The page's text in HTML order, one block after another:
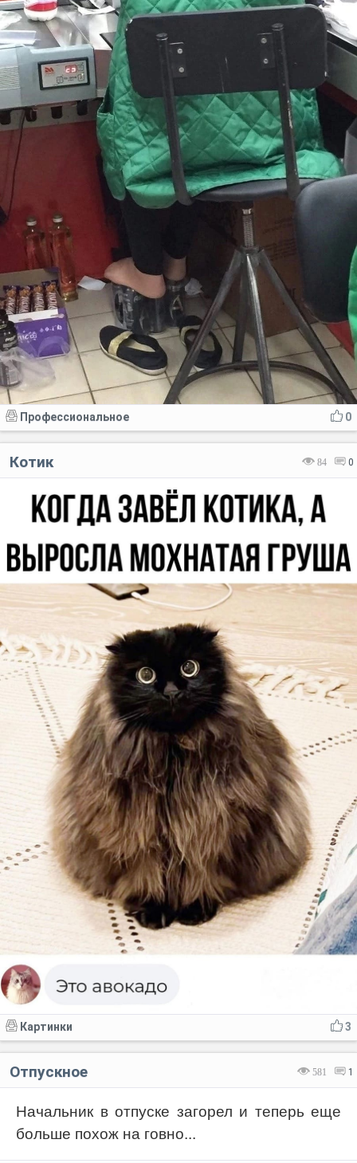
0
Профессиональное
84 0
Котик
3
Картинки
581 1
Отпускное
Начальник в отпуске загорел и теперь еще
больше похож на говно...